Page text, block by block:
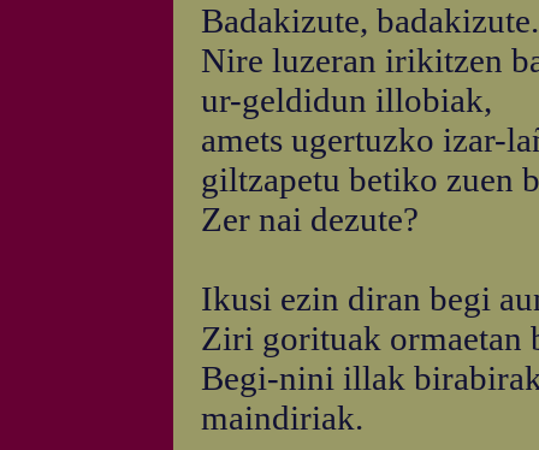
Badakizute,
Nire luzeran irikitzen
ur-geldidun illobiak,
amets ugertuzko izar-
giltzapetu betiko zuen
Zer nai dezute?
Ikusi ezin diran begi
Ziri gorituak ormaetan
Begi-nini illak
maindiriak.